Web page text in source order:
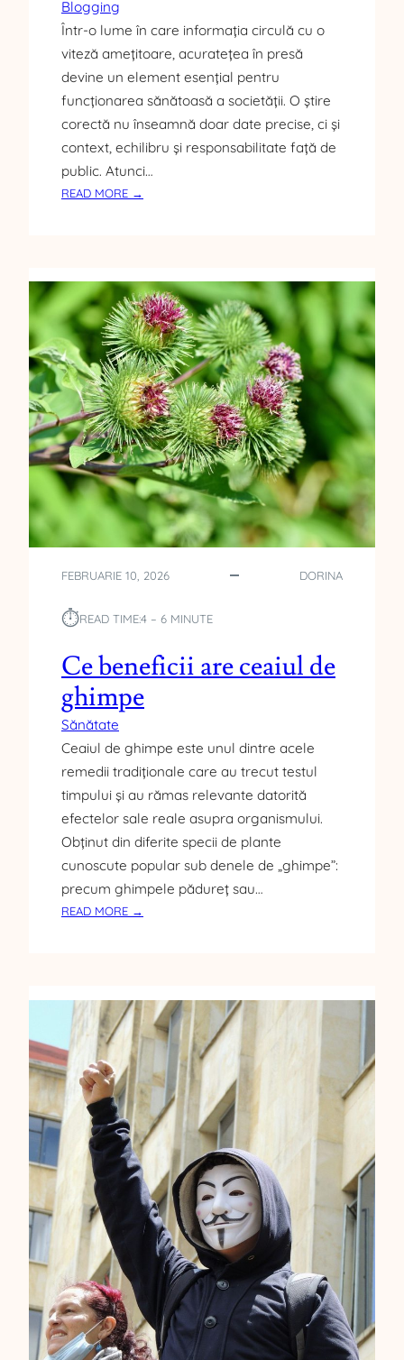
E
N
T
E
Blogging
Într-o lume în care informația circulă cu o
viteză amețitoare, acuratețea în presă
devine un element esențial pentru
funcționarea sănătoasă a societății. O știre
corectă nu înseamnă doar date precise, ci și
context, echilibru și responsabilitate față de
public. Atunci…
READ MORE →
L
A
R
E
A
C
U
R
A
T
E
Ț
E
A
Î
S
FEBRUARIE 10, 2026 DORINA
⏱︎READ TIME:4 – 6 MINUTE
Ce beneficii are ceaiul de
ghimpe
Sănătate
Ceaiul de ghimpe este unul dintre acele
remedii tradiționale care au trecut testul
timpului și au rămas relevante datorită
efectelor sale reale asupra organismului.
Obținut din diferite specii de plante
cunoscute popular sub denele de „ghimpe”:
precum ghimpele pădureț sau…
READ MORE →
C
I
I
A
R
E
C
E
D
E